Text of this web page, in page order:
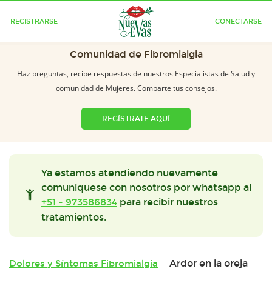
REGISTRARSE CONECTARSE
Comunidad de Fibromialgia
Haz preguntas, recibe respuestas de nuestros Especialistas de Salud y
comunidad de Mujeres. Comparte tus consejos.
REGÍSTRATE AQUÍ
Ya estamos atendiendo nuevamente
comuniquese con nosotros por whatsapp al
+51 - 973586834 para recibir nuestros
tratamientos.
Dolores y Síntomas Fibromialgia Ardor en la oreja